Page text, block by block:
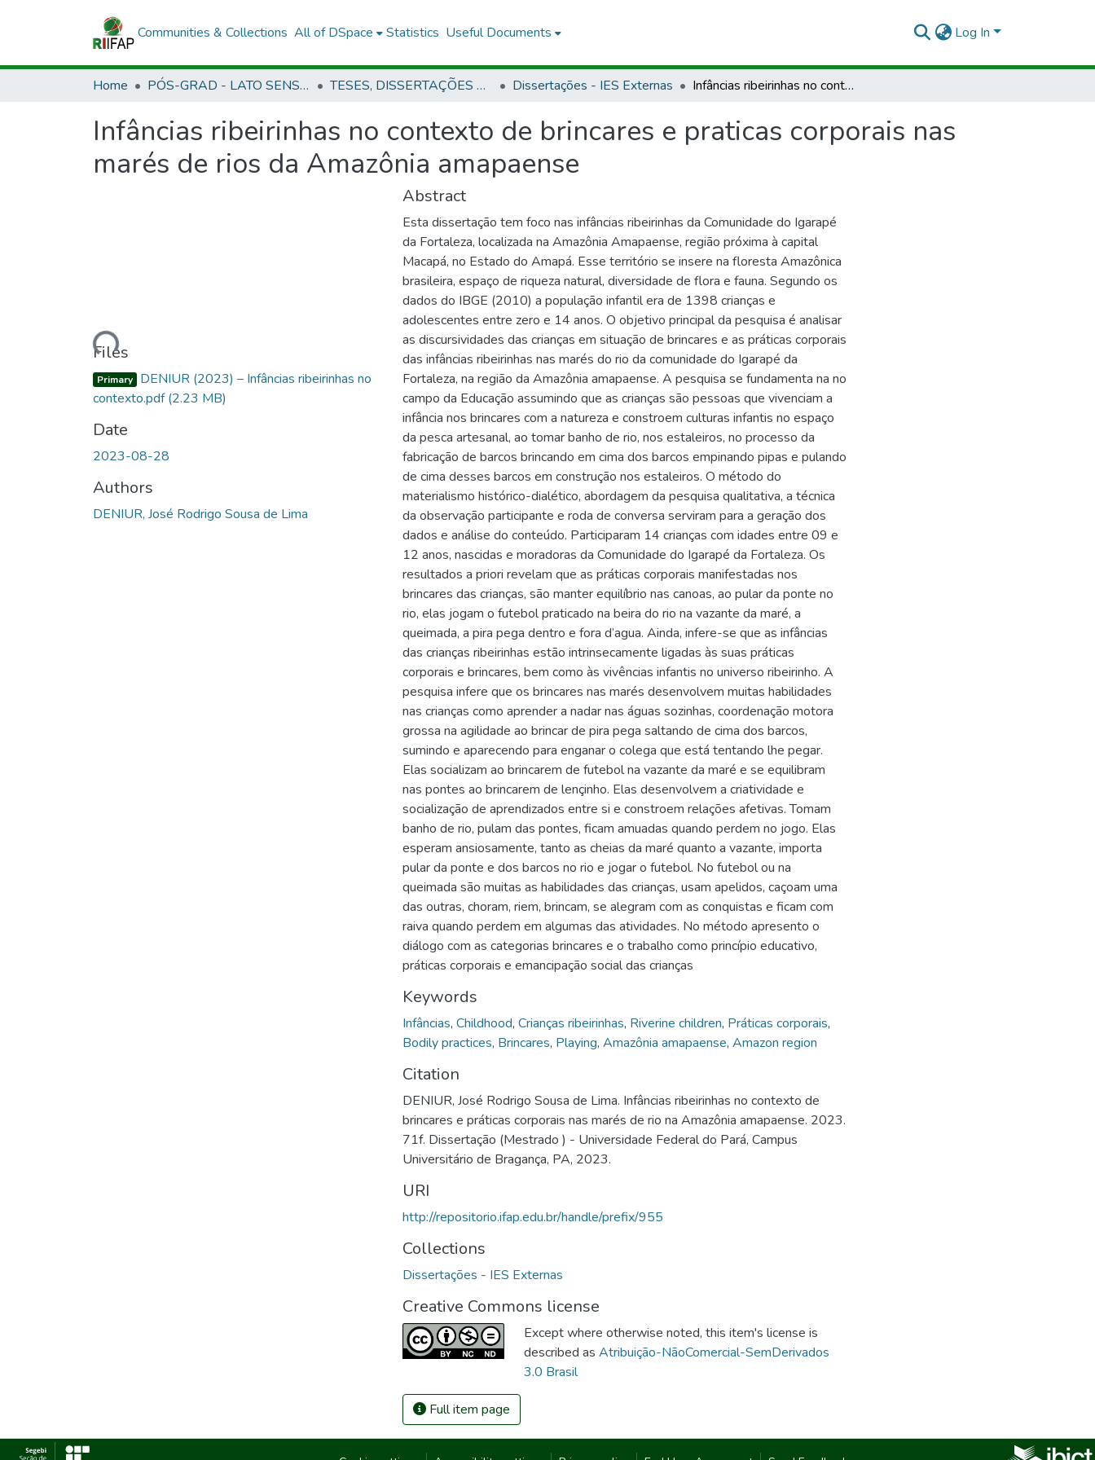
Communities & Collections All of DSpace Statistics Useful Documents Log In
Home PÓS-GRAD - LATO SENSU E STRICTO SENSU TESES, DISSERTAÇÕES E ESPECIALIZAÇÃO APROVADAS EM OUTRAS INSTITUIÇÕES Dissertações - IES Externas Infâncias ribeirinhas no contexto de brincares e praticas corporais nas marés de rios da Amazônia amapaense
Infâncias ribeirinhas no contexto de brincares e praticas corporais nas
marés de rios da Amazônia amapaense
Loading...
Files
Primary DENIUR (2023) – Infâncias ribeirinhas no
contexto.pdf(2.23 MB)
Date
2023-08-28
Authors
DENIUR, José Rodrigo Sousa de Lima
Abstract
Esta dissertação tem foco nas infâncias ribeirinhas da Comunidade do Igarapé
da Fortaleza, localizada na Amazônia Amapaense, região próxima à capital
Macapá, no Estado do Amapá. Esse território se insere na floresta Amazônica
brasileira, espaço de riqueza natural, diversidade de flora e fauna. Segundo os
dados do IBGE (2010) a população infantil era de 1398 crianças e
adolescentes entre zero e 14 anos. O objetivo principal da pesquisa é analisar
as discursividades das crianças em situação de brincares e as práticas corporais
das infâncias ribeirinhas nas marés do rio da comunidade do Igarapé da
Fortaleza, na região da Amazônia amapaense. A pesquisa se fundamenta na no
campo da Educação assumindo que as crianças são pessoas que vivenciam a
infância nos brincares com a natureza e constroem culturas infantis no espaço
da pesca artesanal, ao tomar banho de rio, nos estaleiros, no processo da
fabricação de barcos brincando em cima dos barcos empinando pipas e pulando
de cima desses barcos em construção nos estaleiros. O método do
materialismo histórico-dialético, abordagem da pesquisa qualitativa, a técnica
da observação participante e roda de conversa serviram para a geração dos
dados e análise do conteúdo. Participaram 14 crianças com idades entre 09 e
12 anos, nascidas e moradoras da Comunidade do Igarapé da Fortaleza. Os
resultados a priori revelam que as práticas corporais manifestadas nos
brincares das crianças, são manter equilíbrio nas canoas, ao pular da ponte no
rio, elas jogam o futebol praticado na beira do rio na vazante da maré, a
queimada, a pira pega dentro e fora d’agua. Ainda, infere-se que as infâncias
das crianças ribeirinhas estão intrinsecamente ligadas às suas práticas
corporais e brincares, bem como às vivências infantis no universo ribeirinho. A
pesquisa infere que os brincares nas marés desenvolvem muitas habilidades
nas crianças como aprender a nadar nas águas sozinhas, coordenação motora
grossa na agilidade ao brincar de pira pega saltando de cima dos barcos,
sumindo e aparecendo para enganar o colega que está tentando lhe pegar.
Elas socializam ao brincarem de futebol na vazante da maré e se equilibram
nas pontes ao brincarem de lençinho. Elas desenvolvem a criatividade e
socialização de aprendizados entre si e constroem relações afetivas. Tomam
banho de rio, pulam das pontes, ficam amuadas quando perdem no jogo. Elas
esperam ansiosamente, tanto as cheias da maré quanto a vazante, importa
pular da ponte e dos barcos no rio e jogar o futebol. No futebol ou na
queimada são muitas as habilidades das crianças, usam apelidos, caçoam uma
das outras, choram, riem, brincam, se alegram com as conquistas e ficam com
raiva quando perdem em algumas das atividades. No método apresento o
diálogo com as categorias brincares e o trabalho como princípio educativo,
práticas corporais e emancipação social das crianças
Keywords
Infâncias, Childhood, Crianças ribeirinhas, Riverine children, Práticas corporais,
Bodily practices, Brincares, Playing, Amazônia amapaense, Amazon region
Citation
DENIUR, José Rodrigo Sousa de Lima. Infâncias ribeirinhas no contexto de
brincares e práticas corporais nas marés de rio na Amazônia amapaense. 2023.
71f. Dissertação (Mestrado ) - Universidade Federal do Pará, Campus
Universitário de Bragança, PA, 2023.
URI
http://repositorio.ifap.edu.br/handle/prefix/955
Collections
Dissertações - IES Externas
Creative Commons license
Except where otherwise noted, this item's license is
described as Atribuição-NãoComercial-SemDerivados
3.0 Brasil
Full item page